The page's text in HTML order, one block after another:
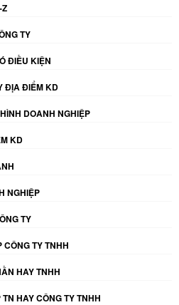
TY
ĐIỀU KIỆN
ĐỊA ĐIỂM KD
DOANH NGHIỆP
KD
NGHIỆP
TY
TY TNHH
HAY TNHH
HAY CÔNG TY TNHH